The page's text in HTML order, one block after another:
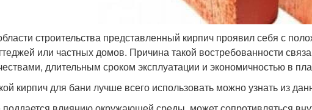
строительства представленный кирпич проявил себя с
или частных домов. Причина такой востребованности
длительным сроком эксплуатации и экономичностью в
кирпич для бани лучше всего использовать можно узнать из